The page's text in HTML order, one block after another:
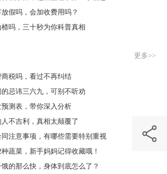
假吗，会加收费用吗？
吗，三十秒为你科普真相
更多>>
商税吗，看过不再纠结
忌讳三六九，可别不听劝
测表，带你深入分析
不吉利，真相太颠覆了
同注意事项，有哪些需要特别重视
蔬菜，新手妈妈记得收藏哦！
的那么快，身体到底怎么了？